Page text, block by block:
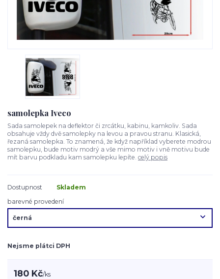
samolepka Iveco
Sada samolepek na deflektor či zrcátku, kabinu, kamkoliv. Sada
obsahuje vždy dvě samolepky na levou a pravou stranu. Klasická,
řezaná samolepka. To znamená, že když například vyberete modrou
samolepku, bude motiv modrý a vše mimo motiv i vně motivu bude
mít barvu podkladu kam samolepku lepíte. celý popis
Dostupnost
Skladem
barevné provedení
Nejsme plátci DPH
180 Kč/ks